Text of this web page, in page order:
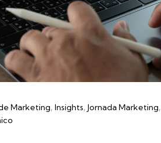
Marketing Insights Jornada Marketing